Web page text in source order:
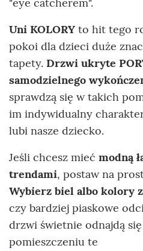
"eye catcherem".
Uni KOLORY to hit tego
pokoi dla dzieci duże
tapety. Drzwi ukryte
samodzielnego
sprawdzą się w takich
im indywidualny
lubi nasze dziecko.
Jeśli chcesz mieć modną
trendami, postaw na
Wybierz biel albo kolory
czy bardziej piaskowe
drzwi świetnie odnajdą
pomieszczeniu te